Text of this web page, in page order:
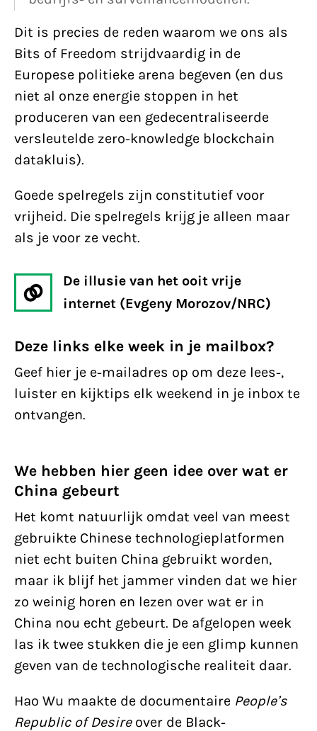
Dit is precies de reden waarom we ons als
Bits of Freedom strijdvaardig in de
Europese politieke arena begeven (en dus
niet al onze energie stoppen in het
produceren van een gedecentraliseerde
versleutelde zero-knowledge blockchain
datakluis).
Goede spelregels zijn constitutief voor
vrijheid. Die spelregels krijg je alleen maar
als je voor ze vecht.
De illusie van het ooit vrije
internet (Evgeny Morozov/NRC)
Deze links elke week in je mailbox?
Geef hier je e-mailadres op om deze lees-,
luister en kijktips elk weekend in je inbox te
ontvangen.
We hebben hier geen idee over wat er
China gebeurt
Het komt natuurlijk omdat veel van meest
gebruikte Chinese technologieplatformen
niet echt buiten China gebruikt worden,
maar ik blijf het jammer vinden dat we hier
zo weinig horen en lezen over wat er in
China nou echt gebeurt. De afgelopen week
las ik twee stukken die je een glimp kunnen
geven van de technologische realiteit daar.
Hao Wu maakte de documentaire People’s
Republic of Desireover de Black-